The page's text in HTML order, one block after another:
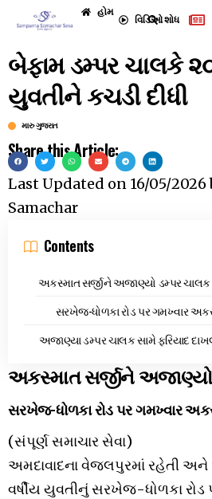
હોમ
વિડિઓશોધ
બેફામ ડમ્પર ચાલકે
યુવતીને કચડી દીધી
મારુ ગુજરાત
Share this Article:
Last Updated on 16/05/2026
Samachar
Contents
અકસ્માત સર્જીને અજાણ્યો ડમ્પર ચાલક
સરખેજ-ધોળકા રોડ પર ગમખ્વાર
અજાણ્યા ડમ્પર ચાલક સામે ફરિયાદ
અકસ્માત સર્જીને અજાણ્યો
સરખેજ-ધોળકા રોડ પર ગમખ્વાર
(સંપૂર્ણ સમાચાર સેવા)
અમદાવાદના વેજલપુરમાં રહેતી
વર્ષીય યુવતીનું સરખેજ-ધોળકા રોડ